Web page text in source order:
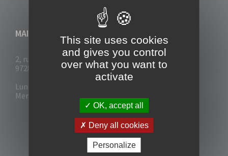
MAIRIE DU VAUCLIN
2, rue Collignon
97280 Le Vauclin
Lun - Mar : 7h30- 13h & 14h-17h
Mer-Jeu-Vend : 7h30 - 13h30
This site uses cookies
and gives you control
over what you want to
activate
OK, accept all
Deny all cookies
Personalize